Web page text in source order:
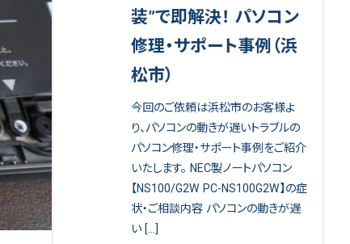
装”で即解決！ パソコン
修理・サポート事例（浜
松市）
今回のご依頼は浜松市のお客様よ
り、パソコンの動きが遅いトラブルの
パソコン修理・サポート事例をご紹介
いたします。 NEC製ノートパソコン
【NS100/G2W PC-NS100G2W】の症
状・ご相談内容 パソコンの動きが遅
い […]